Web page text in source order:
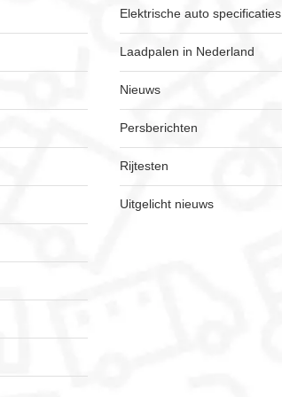
Elektrische auto specificaties
Laadpalen in Nederland
Nieuws
Persberichten
Rijtesten
Uitgelicht nieuws